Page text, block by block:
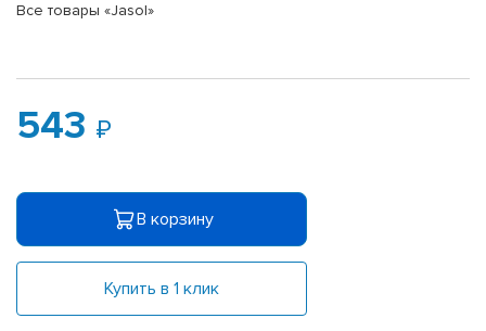
Все товары «Jasol»
543
В корзину
Купить в 1 клик